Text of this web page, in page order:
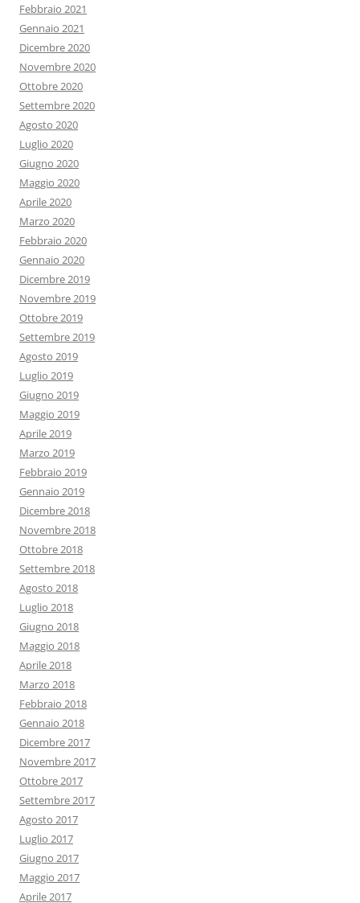
Febbraio 2021
Gennaio 2021
Dicembre 2020
Novembre 2020
Ottobre 2020
Settembre 2020
Agosto 2020
Luglio 2020
Giugno 2020
Maggio 2020
Aprile 2020
Marzo 2020
Febbraio 2020
Gennaio 2020
Dicembre 2019
Novembre 2019
Ottobre 2019
Settembre 2019
Agosto 2019
Luglio 2019
Giugno 2019
Maggio 2019
Aprile 2019
Marzo 2019
Febbraio 2019
Gennaio 2019
Dicembre 2018
Novembre 2018
Ottobre 2018
Settembre 2018
Agosto 2018
Luglio 2018
Giugno 2018
Maggio 2018
Aprile 2018
Marzo 2018
Febbraio 2018
Gennaio 2018
Dicembre 2017
Novembre 2017
Ottobre 2017
Settembre 2017
Agosto 2017
Luglio 2017
Giugno 2017
Maggio 2017
Aprile 2017